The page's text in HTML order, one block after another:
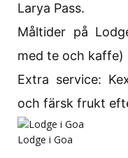
Larya Pass.
Måltider på
med te och kaffe)
Extra service:
och färsk frukt
Lodge i Goa